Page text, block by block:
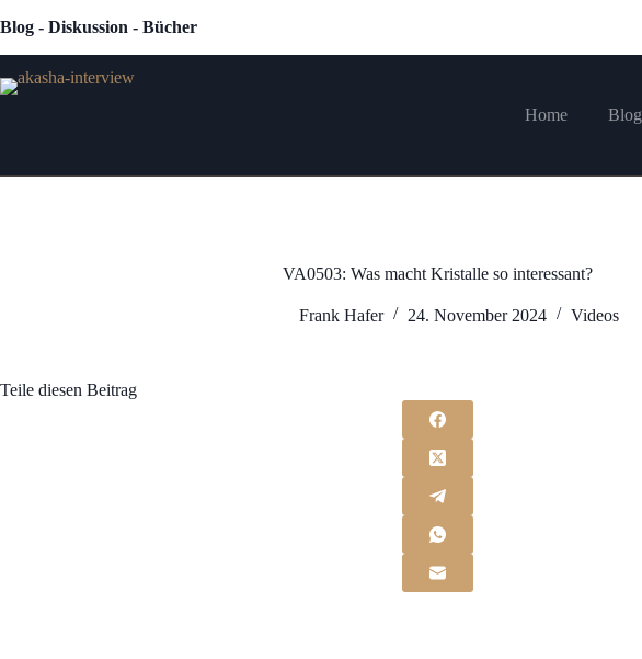
Inhalt
Blog - Diskussion - Bücher
Home Blog
VA0503: Was macht Kristalle so interessant?
Frank Hafer 24. November 2024 Videos
Teile diesen Beitrag